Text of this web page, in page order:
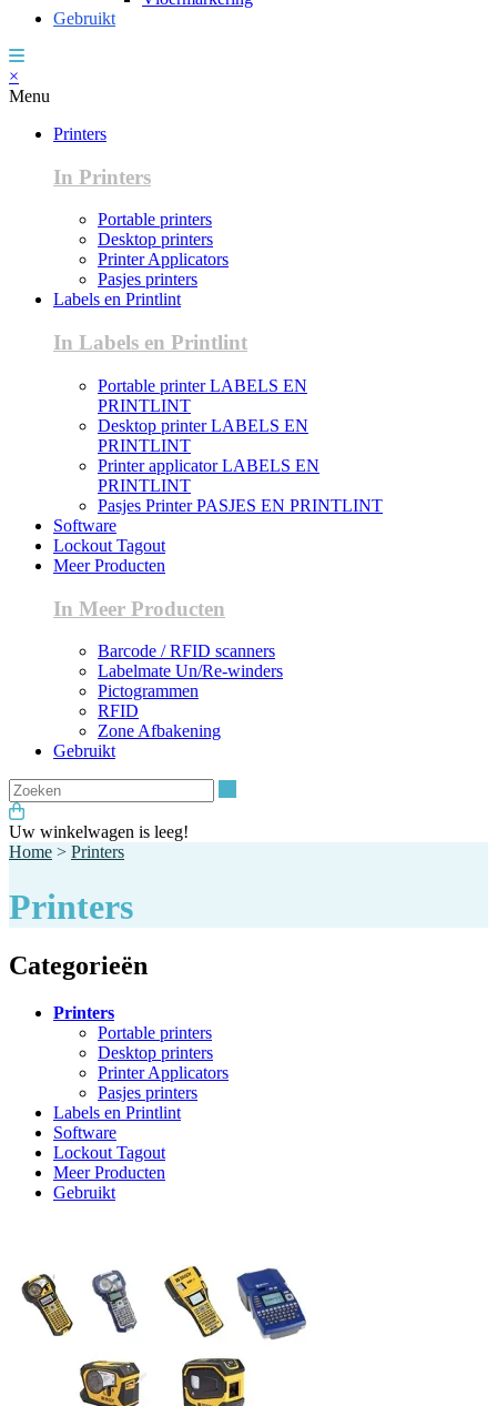
Gebruikt
×
Menu
Printers
In Printers
Portable printers
Desktop printers
Printer Applicators
Pasjes printers
Labels en Printlint
In Labels en Printlint
Portable printer LABELS EN
PRINTLINT
Desktop printer LABELS EN
PRINTLINT
Printer applicator LABELS EN
PRINTLINT
Pasjes Printer PASJES EN PRINTLINT
Software
Lockout Tagout
Meer Producten
In Meer Producten
Barcode / RFID scanners
Labelmate Un/Re-winders
Pictogrammen
RFID
Zone Afbakening
Gebruikt
Uw winkelwagen is leeg!
Home > Printers
Printers
Categorieën
Printers
Portable printers
Desktop printers
Printer Applicators
Pasjes printers
Labels en Printlint
Software
Lockout Tagout
Meer Producten
Gebruikt